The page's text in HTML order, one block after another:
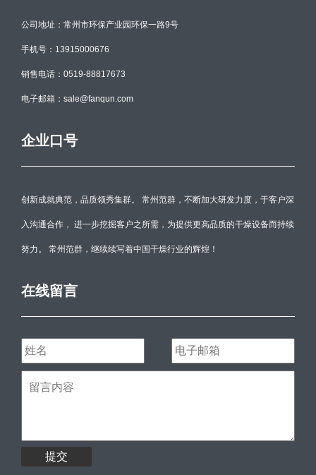
公司地址：常州市环保产业园环保一路9号
手机号：13915000676
销售电话：0519-88817673
电子邮箱：sale@fanqun.com
企业口号
创新成就典范，品质领秀集群。 常州范群，不断加大研发力度，于客户深
入沟通合作， 进一步挖掘客户之所需，为提供更高品质的干燥设备而持续
努力。 常州范群，继续续写着中国干燥行业的辉煌！
在线留言
提交